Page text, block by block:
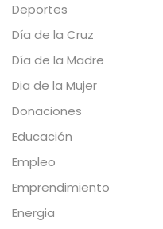
Deportes
Día de la Cruz
Día de la Madre
Dia de la Mujer
Donaciones
Educación
Empleo
Emprendimiento
Energia